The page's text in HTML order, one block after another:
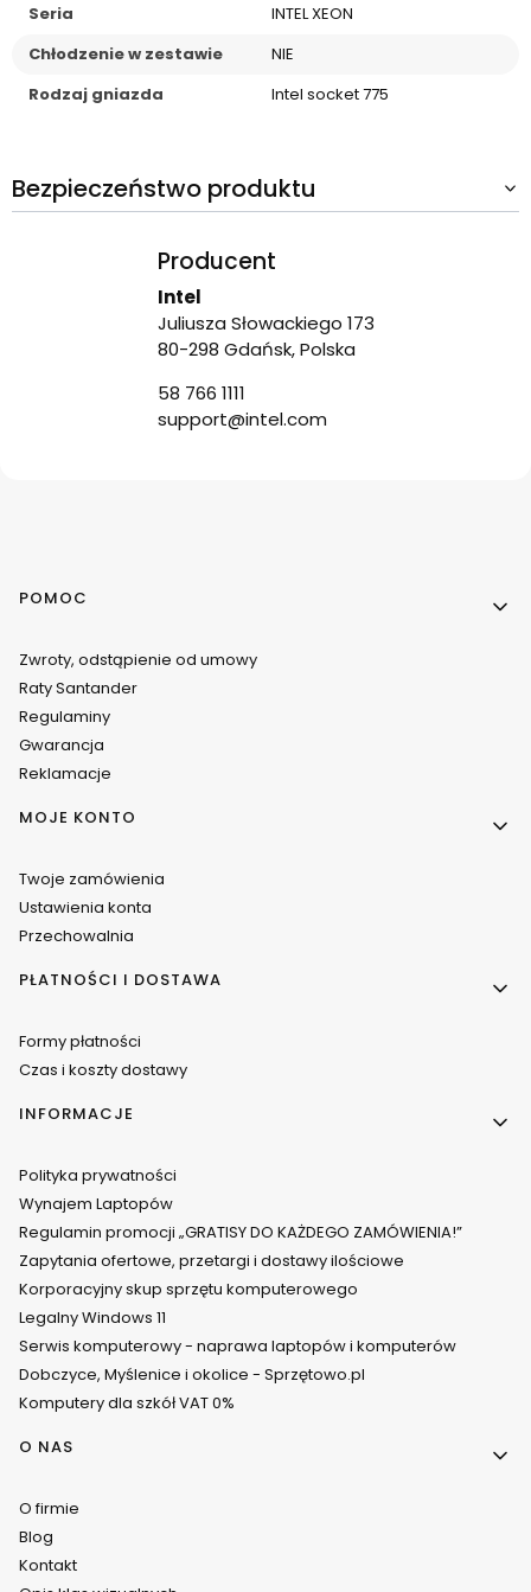
Seria
INTEL XEON
Chłodzenie w zestawie
NIE
Rodzaj gniazda
Intel socket 775
Bezpieczeństwo produktu
Producent
Intel
Juliusza Słowackiego 173
80-298 Gdańsk, Polska
58 766 1111
support@intel.com
Linki w stopce
POMOC
Zwroty, odstąpienie od umowy
Raty Santander
Regulaminy
Gwarancja
Reklamacje
MOJE KONTO
Twoje zamówienia
Ustawienia konta
Przechowalnia
PŁATNOŚCI I DOSTAWA
Formy płatności
Czas i koszty dostawy
INFORMACJE
Polityka prywatności
Wynajem Laptopów
Regulamin promocji „GRATISY DO KAŻDEGO ZAMÓWIENIA!”
Zapytania ofertowe, przetargi i dostawy ilościowe
Korporacyjny skup sprzętu komputerowego
Legalny Windows 11
Serwis komputerowy - naprawa laptopów i komputerów
Dobczyce, Myślenice i okolice - Sprzętowo.pl
Komputery dla szkół VAT 0%
O NAS
O firmie
Blog
Kontakt